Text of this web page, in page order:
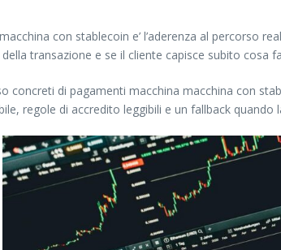
con stablecoin e’ l’aderenza al percorso
transazione e se il cliente capisce subito cosa
concreti di pagamenti macchina macchina con
regole di accredito leggibili e un fallback